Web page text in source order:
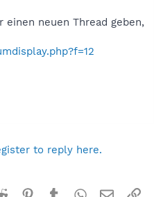
neuen Thread geben,
to reply here.
Reddit Pinterest
TumblrWhatsApp
Email